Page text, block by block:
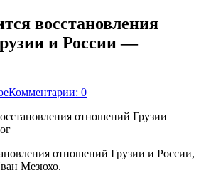
восстановления
и России —
Комментарии: 0
отношений Грузии и России,
Мезюхо.